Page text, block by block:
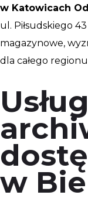
w Katowicach
ul. Piłsudskiego
magazynowe,
dla całego
w